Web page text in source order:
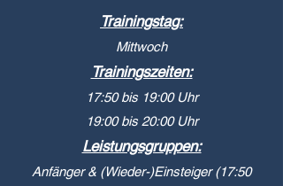
Trainingstag:
Mittwoch
Trainingszeiten:
17:50 bis 19:00 Uhr
19:00 bis 20:00 Uhr
Leistungsgruppen:
Anfänger & (Wieder-)Einsteiger (17:50